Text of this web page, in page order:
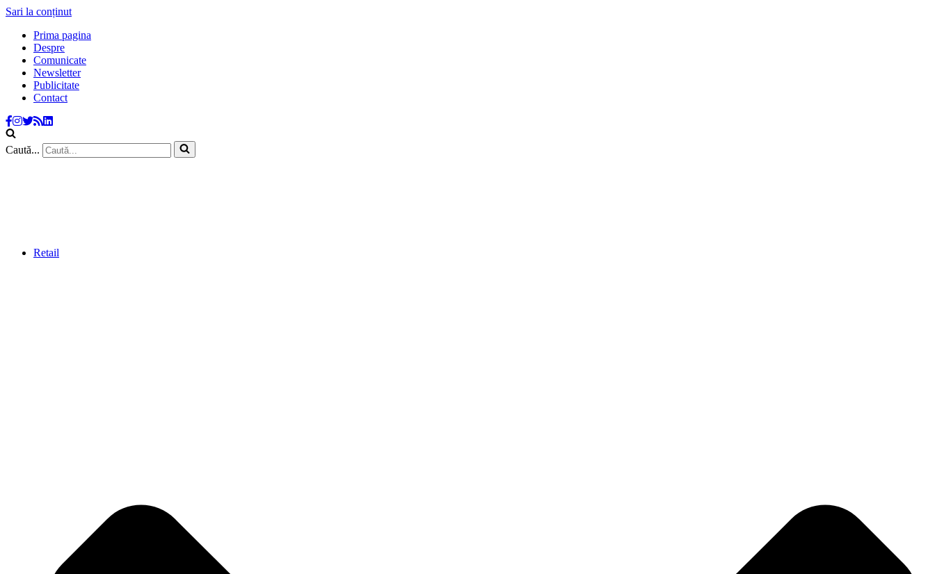
Sari la conținut
Prima pagina
Despre
Comunicate
Newsletter
Publicitate
Contact
Caută...
Retail